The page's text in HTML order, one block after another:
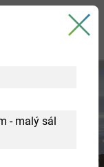
- malý sál